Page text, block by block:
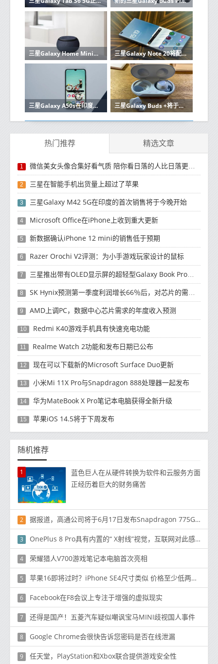
三星Galaxy Home Mini将于2月7日推出 三星Galaxy Note 20将配备微调120Hz显示屏
三星Galaxy A50s在印度永久降价高达2500卢比 三星Galaxy Buds +将于发布前几天获得IMDA认证
热门推荐 精选文章
1 微信美女头像合集好看气质 陪你看日落的人比日落更浪漫
2 三星在智能手机出货量上超过了苹果
3 三星Galaxy M42 5G在印度的首次销售将于今晚开始
4 Microsoft Office在iPhone上收到重大更新
5 新数据确认iPhone 12 mini的销售低于预期
6 Razer Orochi V2评测：为小手游戏玩家设计的鼠标
7 三星推出带有OLED显示屏的超轻型Galaxy Book Pro和Galaxy Book Pro 360笔记本电脑
8 SK Hynix预测第一季度利润增长66％后，对芯片的需求将增强
9 AMD上调PC，数据中心芯片需求的年度收入预测
10 Redmi K40游戏手机具有快速充电功能
11 Realme Watch 2功能和发布日期已公布
12 现在可以下载新的Microsoft Surface Duo更新
13 小米Mi 11X Pro与Snapdragon 888处理器一起发布
14 华为MateBook X Pro笔记本电脑获得全新升级
15 苹果iOS 14.5将于下周发布
随机推荐
1
蓝色巨人在从硬件转换为软件和云服务方面
正经历着巨大的财务痛苦
2 据报道，高通公司将于6月17日发布Snapdragon 775G SoC
3 OnePlus 8 Pro具有内置的“ X射线”视觉，互联网对此感到疯狂
4 荣耀猎人V700游戏笔记本电脑首次亮相
5 苹果16即将过时？iPhone SE4尺寸类似 价格至少低两千！
6 Facebook在F8会议上专注于增强的虚拟现实
7 还得是国产！五菱汽车疑似嘲讽宝马MINI歧视国人事件
8 Google Chrome会很快告诉您密码是否在线泄漏
9 任天堂，PlayStation和Xbox联合提供游戏安全性